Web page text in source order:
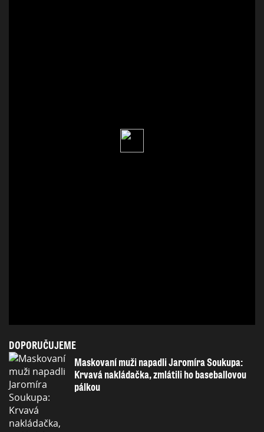
DOPORUČUJEME
Maskovaní muži napadli Jaromíra Soukupa:
Krvavá nakládačka, zmlátili ho baseballovou
pálkou